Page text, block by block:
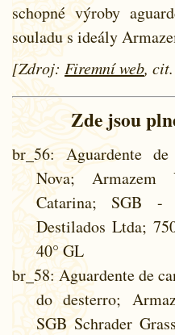
schopné výroby
souladu s ideály
[Zdroj: Firemní web,
Zde jsou
br_56: Aguardente
Nova;
Catarina; SGB -
Destilados Ltda;
40° GL
br_58: Aguardente de
do desterro;
SGB Schrader